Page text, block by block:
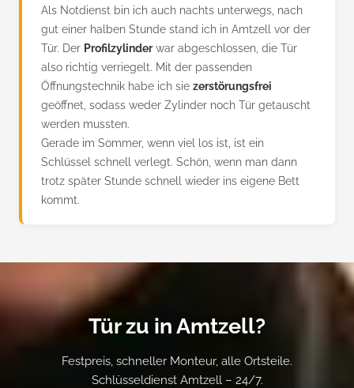
Als Notdienst bin ich auch nachts unterwegs, nach
gut einer halben Stunde stand ich in Amtzell vor der
Tür. Der Profilzylinderwar abgeschlossen, die Tür
also richtig verriegelt. Mit der passenden
Öffnungstechnik habe ich sie zerstörungsfrei
geöffnet, sodass weder Zylinder noch Tür getauscht
werden mussten.
Gerade im Sommer, wenn viel los ist, ist ein
Schlüssel schnell verlegt. Schön, wenn man dann
trotz später Stunde schnell wieder ins eigene Bett
kommt.
Tür zu in Amtzell?
Festpreis, schneller Monteur, alle Ortsteile.
Schlüsseldienst Amtzell – 24/7.